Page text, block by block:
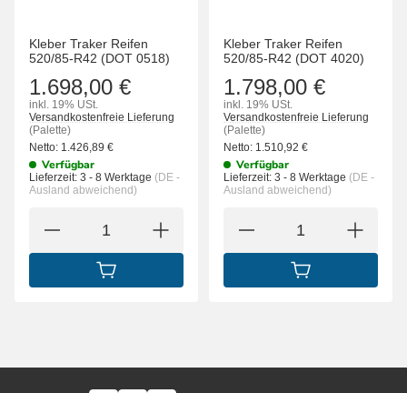
Kleber Traker Reifen
520/85-R42 (DOT 0518)
1.698,00 €
inkl. 19% USt.
Versandkostenfreie Lieferung
(Palette)
Netto: 1.426,89 €
Verfügbar
Lieferzeit: 3 - 8 Werktage (DE -
Ausland abweichend)
IN DEN WARENKORB
Kleber Traker Reifen
520/85-R42 (DOT 4020)
1.798,00 €
inkl. 19% USt.
Versandkostenfreie Lieferung
(Palette)
Netto: 1.510,92 €
Verfügbar
Lieferzeit: 3 - 8 Werktage (DE -
Ausland abweichend)
IN DEN